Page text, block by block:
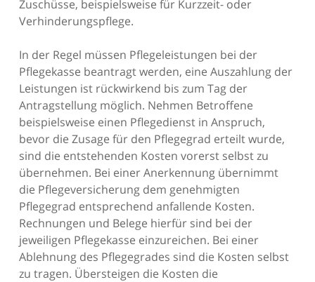
Zuschüsse, beispielsweise für Kurzzeit- oder
Verhinderungspflege.
In der Regel müssen Pflegeleistungen bei der
Pflegekasse beantragt werden, eine Auszahlung der
Leistungen ist rückwirkend bis zum Tag der
Antragstellung möglich. Nehmen Betroffene
beispielsweise einen Pflegedienst in Anspruch,
bevor die Zusage für den Pflegegrad erteilt wurde,
sind die entstehenden Kosten vorerst selbst zu
übernehmen. Bei einer Anerkennung übernimmt
die Pflegeversicherung dem genehmigten
Pflegegrad entsprechend anfallende Kosten.
Rechnungen und Belege hierfür sind bei der
jeweiligen Pflegekasse einzureichen. Bei einer
Ablehnung des Pflegegrades sind die Kosten selbst
zu tragen. Übersteigen die Kosten die